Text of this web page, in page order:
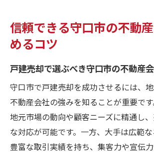
信頼できる守口市の不動
めるコツ
戸建売却で選ぶべき守口市の不動産
守口市で戸建売却を成功させるには、
不動産会社の強みを知ることが重要で
地元市場の動向や顧客ニーズに精通し
な対応が可能です。一方、大手は広範
豊富な取引実績を持ち、集客力や宣伝